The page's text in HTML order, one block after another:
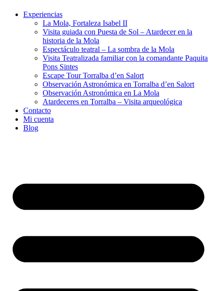
Experiencias
La Mola, Fortaleza Isabel II
Visita guiada con Puesta de Sol – Atardecer en la
historia de la Mola
Espectáculo teatral – La sombra de la Mola
Visita Teatralizada familiar con la comandante Paquita
Pons Sintes
Escape Tour Torralba d’en Salort
Observación Astronómica en Torralba d’en Salort
Observación Astronómica en La Mola
Atardeceres en Torralba – Visita arqueológica
Contacto
Mi cuenta
Blog